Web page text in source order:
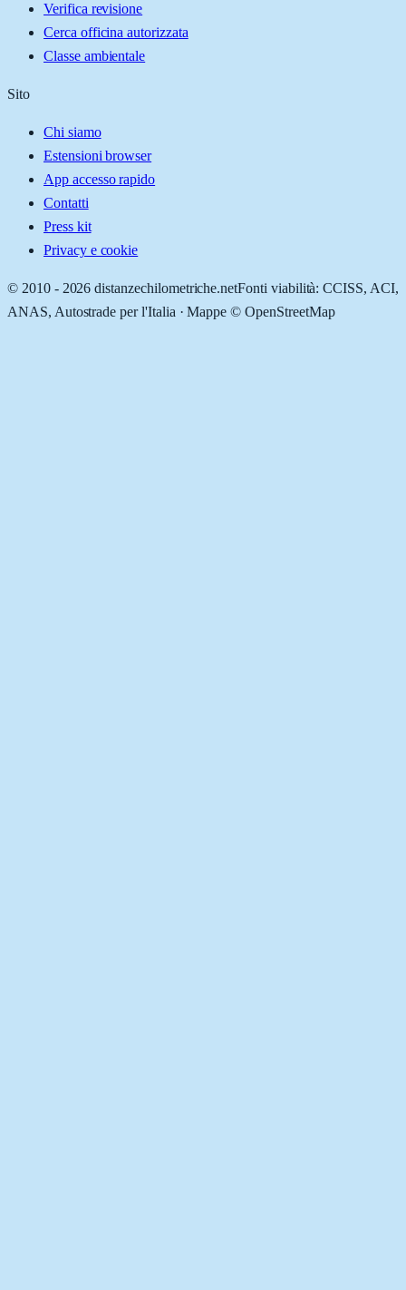
Verifica revisione
Cerca officina autorizzata
Classe ambientale
Sito
Chi siamo
Estensioni browser
App accesso rapido
Contatti
Press kit
Privacy e cookie
© 2010 - 2026 distanzechilometriche.netFonti viabilità: CCISS, ACI,
ANAS, Autostrade per l'Italia · Mappe © OpenStreetMap